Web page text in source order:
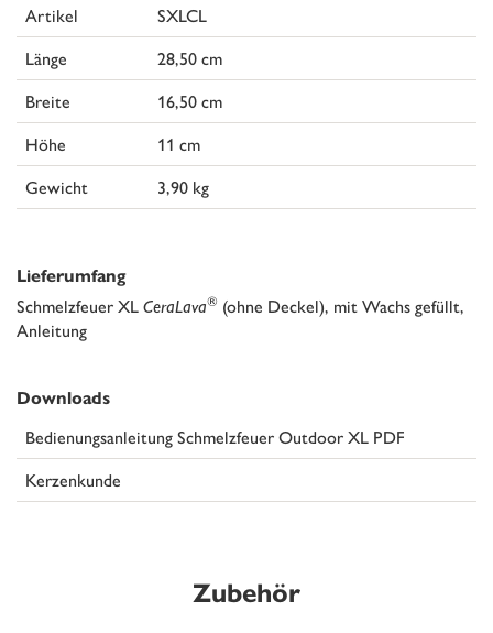
Artikel
SXLCL
Länge
28,50 cm
Breite
16,50 cm
Höhe
11 cm
Gewicht
3,90 kg
Lieferumfang
Schmelzfeuer XLCeraLava® (ohne Deckel), mit Wachs gefüllt,
Anleitung
Downloads
Bedienungsanleitung Schmelzfeuer Outdoor XL PDF
Kerzenkunde
Zubehör